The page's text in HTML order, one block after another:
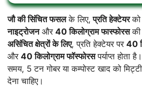
जौ की सिंचित फसलके लिए, प्रति हेक्टेयरको
नाइट्रोजनऔर 40 किलोग्राम फास्फोरसकी
असिंचित क्षेत्रों के लिए, प्रति हेक्टेयर पर 40
और 40 किलोग्राम फॉस्फोरसपर्याप्त होता
समय, 5 टन गोबर या कम्पोस्ट खाद को
देना चाहिए।